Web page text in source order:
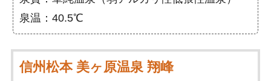
泉温：40.5℃
信州松本 美ヶ原温泉 翔峰